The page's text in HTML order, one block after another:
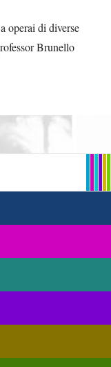
operai di diverse
Brunello